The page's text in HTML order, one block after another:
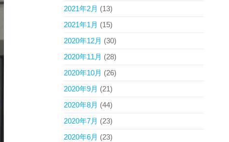
2021年2月 (13)
2021年1月 (15)
2020年12月 (30)
2020年11月 (28)
2020年10月 (26)
2020年9月 (21)
2020年8月 (44)
2020年7月 (23)
2020年6月 (23)